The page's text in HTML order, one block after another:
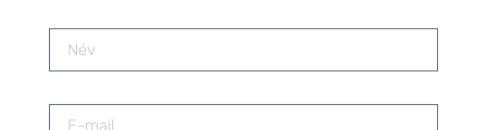
Adatkezelési tájékoztatóban
hírleveleket küldjön nekem.